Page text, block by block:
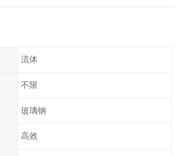
流体
不限
玻璃钢
高效